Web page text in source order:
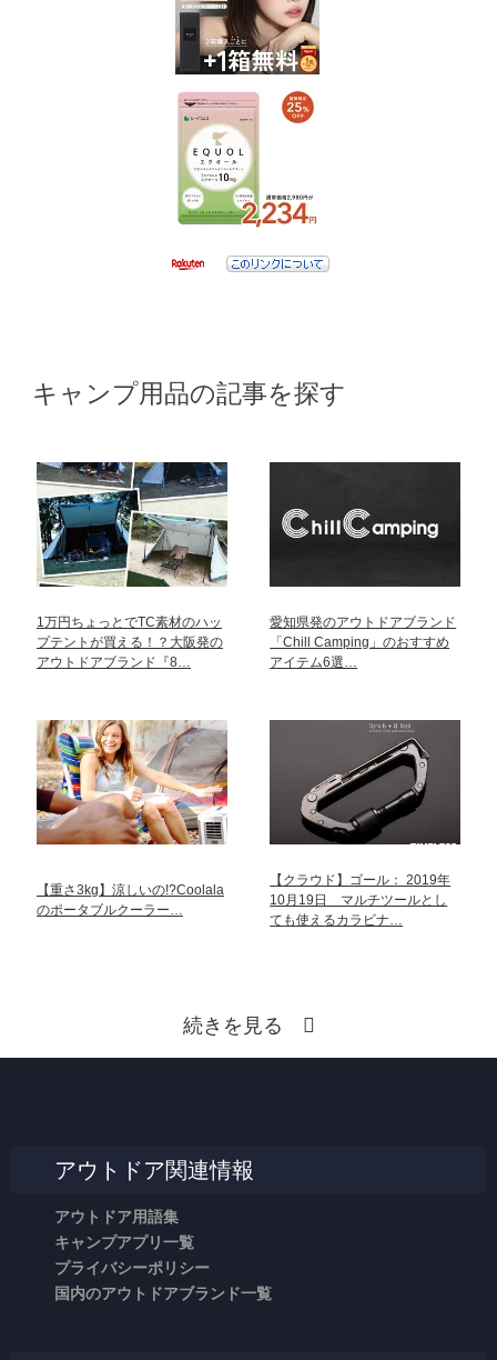
キャンプ用品の記事を探す
1万円ちょっとでTC素材のハッ
プテントが買える！？大阪発の
アウトドアブランド『8…
愛知県発のアウトドアブランド
「Chill Camping」のおすすめ
アイテム6選…
【重さ3kg】涼しいの!?Coolala
のポータブルクーラー…
【クラウド】ゴール： 2019年
10月19日 マルチツールとし
ても使えるカラビナ…
続きを見る
アウトドア関連情報
アウトドア用語集
キャンプアプリ一覧
プライバシーポリシー
国内のアウトドアブランド一覧